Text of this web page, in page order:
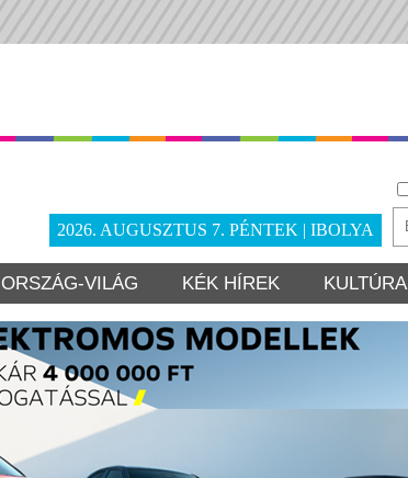
2026. AUGUSZTUS 7. PÉNTEK | IBOLYA
ORSZÁG-VILÁG KÉK HÍREK KULTÚRA